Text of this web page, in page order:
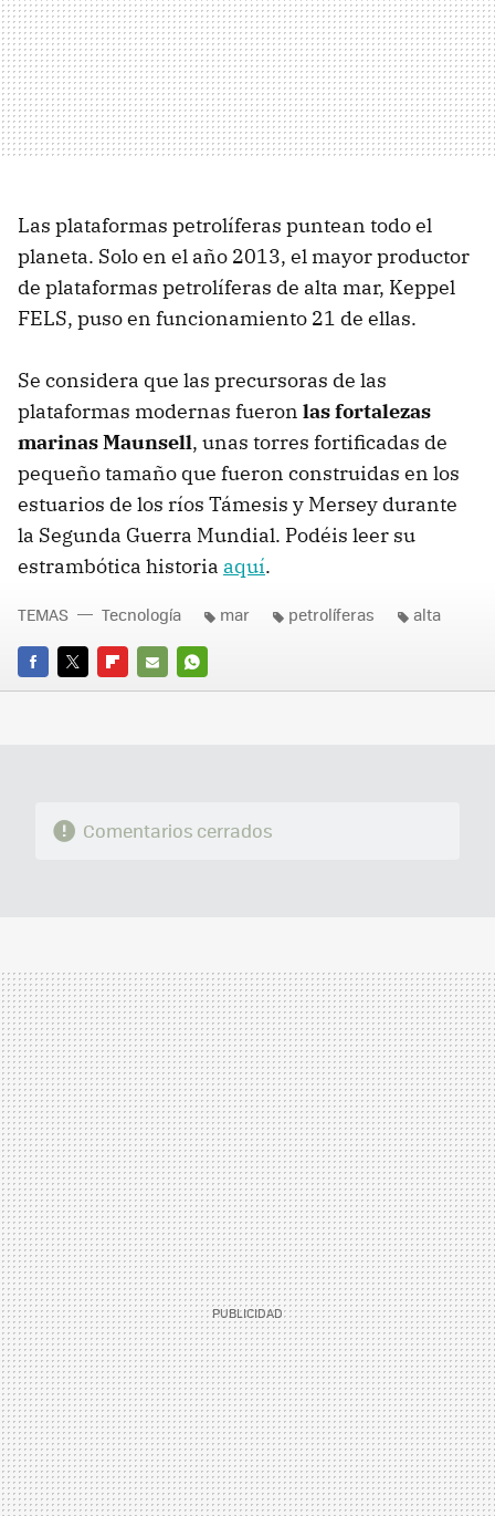
Las plataformas petrolíferas puntean todo el
planeta. Solo en el año 2013, el mayor productor
de plataformas petrolíferas de alta mar, Keppel
FELS, puso en funcionamiento 21 de ellas.
Se considera que las precursoras de las
plataformas modernas fueron las fortalezas
marinas Maunsell, unas torres fortificadas de
pequeño tamaño que fueron construidas en los
estuarios de los ríos Támesis y Mersey durante
la Segunda Guerra Mundial. Podéis leer su
estrambótica historia aquí.
FACEBOOK
TWITTERFLIPBOARD
E-
WHATSAPP
TEMAS Tecnología mar petrolíferas alta
Comentarios cerrados